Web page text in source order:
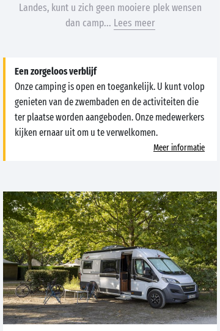
Landes, kunt u zich geen mooiere plek wensen
dan camp... Lees meer
Een zorgeloos verblijf
Onze camping is open en toegankelijk. U kunt volop
genieten van de zwembaden en de activiteiten die
ter plaatse worden aangeboden. Onze medewerkers
kijken ernaar uit om u te verwelkomen.
Meer informatie